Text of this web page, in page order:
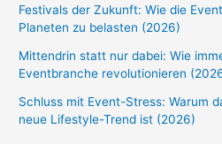
Festivals der Zukunft: Wie die
Planeten zu belasten (2026)
Mittendrin statt nur dabei: Wie
Eventbranche revolutionieren
Schluss mit Event-Stress: Warum
neue Lifestyle-Trend ist (2026)